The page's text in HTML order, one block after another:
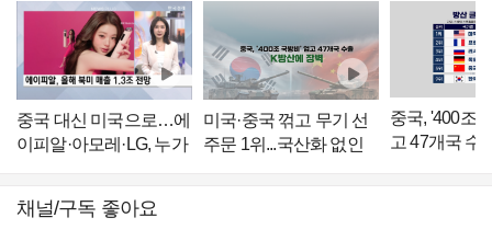
중국 대신 미국으로…에
이피알·아모레·LG, 누가
미국·중국 꺾고 무기 선
주문 1위...국산화 없인
중국, '400조
고 47개국 수
채널/구독 좋아요